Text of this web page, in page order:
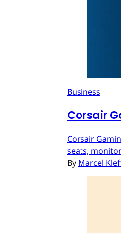
Business
Corsair
Corsair
seats,
By Marcel